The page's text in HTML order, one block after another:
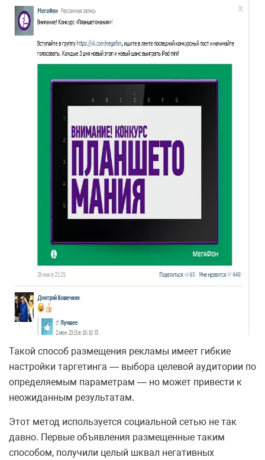
Такой способ размещения рекламы имеет гибкие
настройки таргетинга — выбора целевой аудитории по
определяемым параметрам — но может привести к
неожиданным результатам.
Этот метод используется социальной сетью не так
давно. Первые объявления размещенные таким
способом, получили целый шквал негативных